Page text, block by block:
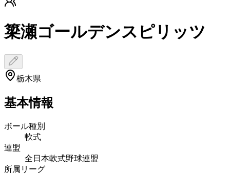
簗瀬ゴールデンスピリッツ
栃木県
基本情報
ボール種別
軟式
連盟
全日本軟式野球連盟
所属リーグ